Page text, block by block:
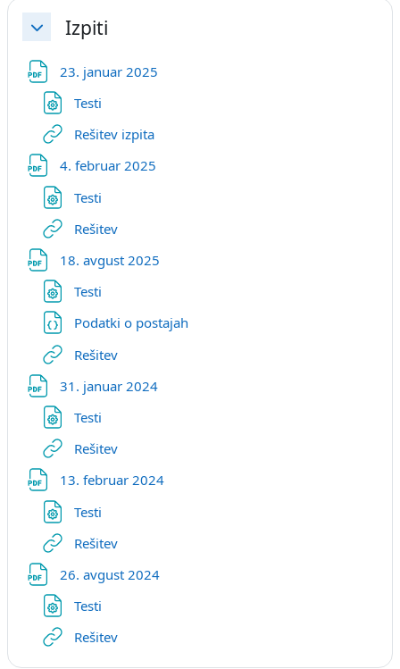
Свернуть
Izpiti
23. januar 2025
Testi
Rešitev izpitaГиперссылка
4. februar 2025
Testi
RešitevГиперссылка
18. avgust 2025
Testi
Podatki o postajah
RešitevГиперссылка
31. januar 2024
Testi
RešitevГиперссылка
13. februar 2024
Testi
RešitevГиперссылка
26. avgust 2024
Testi
RešitevГиперссылка